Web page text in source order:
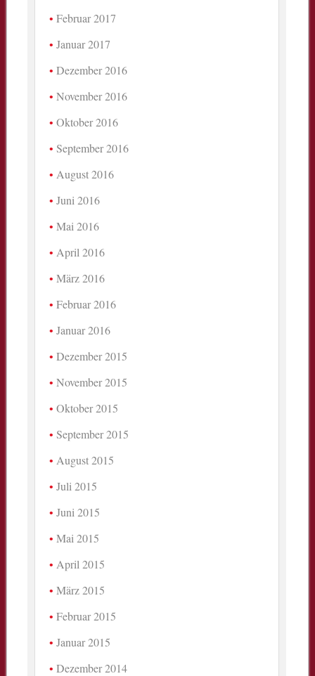
Februar 2017
Januar 2017
Dezember 2016
November 2016
Oktober 2016
September 2016
August 2016
Juni 2016
Mai 2016
April 2016
März 2016
Februar 2016
Januar 2016
Dezember 2015
November 2015
Oktober 2015
September 2015
August 2015
Juli 2015
Juni 2015
Mai 2015
April 2015
März 2015
Februar 2015
Januar 2015
Dezember 2014